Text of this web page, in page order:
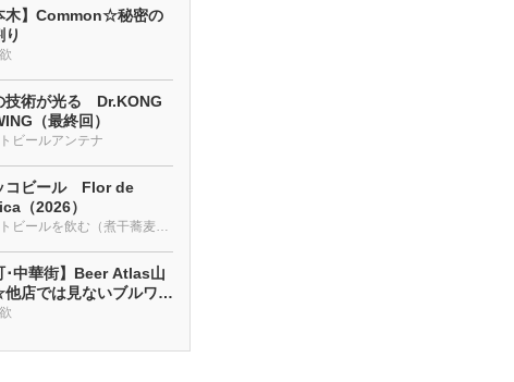
木】Common☆秘密の
り
技術が光る Dr.KONG
（最終回）
ビールアンテナ
コビール Flor de
（2026）
クラフトビールを飲む（煮干蕎麦も・・・）
･中華街】Beer Atlas山
店では見ないブルワリ